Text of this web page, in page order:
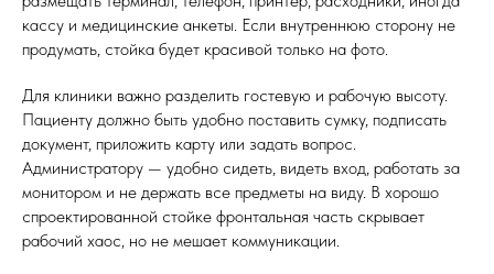
кассу и медицинские анкеты. Если внутреннюю сторону не
продумать, стойка будет красивой только на фото.
Для клиники важно разделить гостевую и рабочую высоту.
Пациенту должно быть удобно поставить сумку, подписать
документ, приложить карту или задать вопрос.
Администратору — удобно сидеть, видеть вход, работать за
монитором и не держать все предметы на виду. В хорошо
спроектированной стойке фронтальная часть скрывает
рабочий хаос, но не мешает коммуникации.